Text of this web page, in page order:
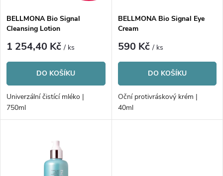
p
r
o
d
u
s
p
r
o
d
BELLMONA Bio Signal
Cleansing Lotion
1 254,40 Kč/ ks
DO KOŠÍKU
Univerzální čistící mléko |
750ml
BELLMONA Bio Signal Eye
Cream
590 Kč/ ks
DO KOŠÍKU
Oční protivráskový krém |
40ml